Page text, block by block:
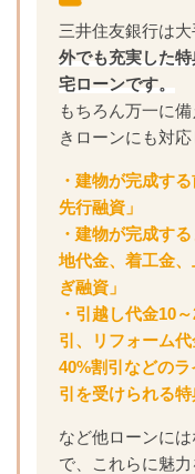
三井住友銀行は
外でも充実した
宅ローンです。
もちろん万一に
きローンにも対
・建物が完成す
先行融資」
・建物が完成す
地代金、着工金
ぎ融資」
・引越し代金10
引、リフォーム
40%割引などの
引を受けられる特
など他ローンに
で、これらに魅